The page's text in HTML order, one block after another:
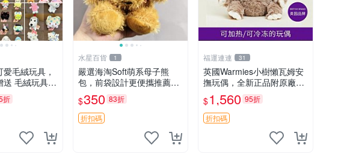
毛絨玩具，
送 毛絨玩具、
折
水星百貨 1
嚴選海淘Soft萌系母子熊
包，前袋設計更便攜推薦收
藏 母子熊 軟綿綿 包包
$350 83折
折扣碼
福運連連 31
英國Warmies小樹懶瓦姆安
撫玩偶，全新正品附原廠吊
牌與防塵袋，內藏薰衣草可
加熱，適合各個年齡層，冷
暖兩用享受抱抱樂趣，不容
錯過嚴選好物 溫暖 冷感
$1,560 95折
折扣碼